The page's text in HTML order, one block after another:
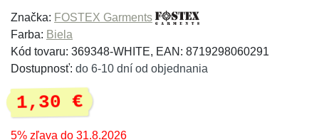
Značka: FOSTEX Garments
Farba: Biela
Kód tovaru: 369348-WHITE, EAN: 8719298060291
Dostupnosť: do 6-10 dní od objednania
1,30 €
5% zľava do 31.8.2026